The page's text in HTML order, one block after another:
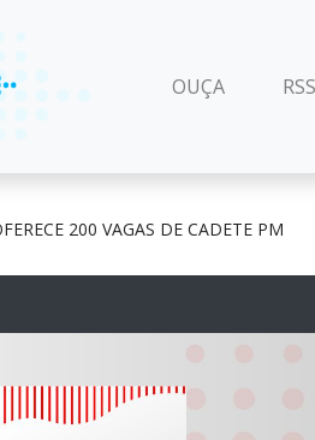
OUÇA
200 VAGAS DE CADETE PM